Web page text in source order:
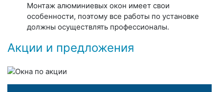
Монтаж алюминиевых окон имеет свои
особенности, поэтому все работы по установке
должны осуществлять профессионалы.
Акции и предложения